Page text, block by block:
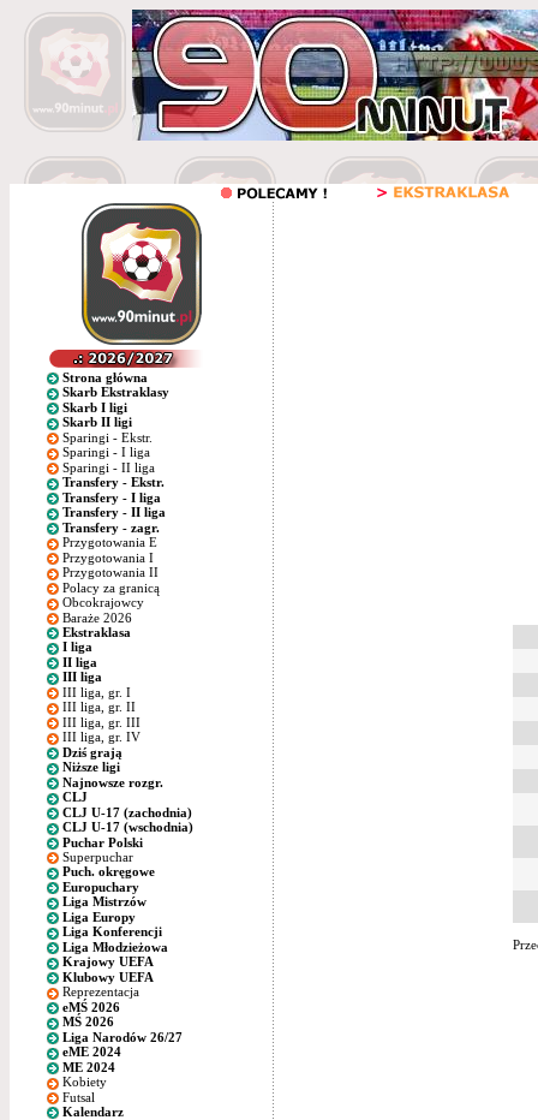
Strona główna
Skarb Ekstraklasy
Skarb I ligi
Skarb II ligi
Sparingi - Ekstr.
Sparingi - I liga
Sparingi - II liga
Transfery - Ekstr.
Transfery - I liga
Transfery - II liga
Transfery - zagr.
Przygotowania E
Przygotowania I
Przygotowania II
Polacy za granicą
Obcokrajowcy
Baraże 2026
Ekstraklasa
I liga
II liga
III liga
III liga, gr. I
III liga, gr. II
III liga, gr. III
III liga, gr. IV
Dziś grają
Niższe ligi
Najnowsze rozgr.
CLJ
CLJ U-17 (zachodnia)
CLJ U-17 (wschodnia)
Puchar Polski
Superpuchar
Puch. okręgowe
Europuchary
Liga Mistrzów
Liga Europy
Liga Konferencji
Liga Młodzieżowa
Krajowy UEFA
Klubowy UEFA
Reprezentacja
eMŚ 2026
MŚ 2026
Liga Narodów 26/27
eME 2024
ME 2024
Kobiety
Futsal
Kalendarz